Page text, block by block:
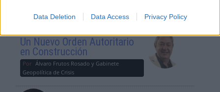
Data Deletion Data Access Privacy Policy
El Conflicto de Oriente Medio:
Un Nuevo Orden Autoritario
en Construcción
Por Álvaro Frutos Rosado y Gabinete
Geopolítica de Crisis